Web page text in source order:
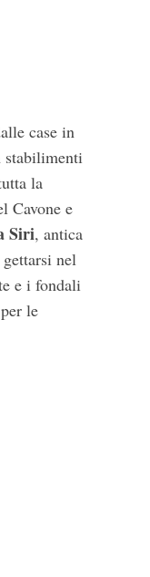
case in
stabilimenti
la
Cavone e
Siri, antica
nel
e i fondali
le